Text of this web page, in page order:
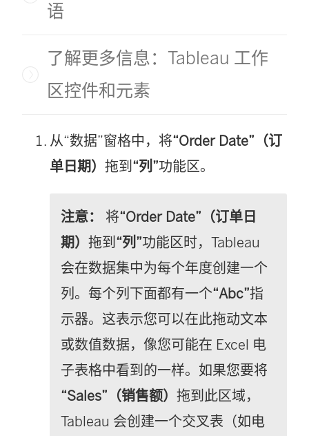
语
了解更多信息：Tableau 工作
区控件和元素
从“数据”窗格中，将“Order Date”（订
单日期） 拖到“列”功能区。
注意： 将“Order Date”（订单日
期） 拖到“列”功能区时，Tableau
会在数据集中为每个年度创建一个
列。每个列下面都有一个“Abc”指
示器。这表示您可以在此拖动文本
或数值数据，像您可能在 Excel 电
子表格中看到的一样。如果您要将
“Sales”（销售额） 拖到此区域，
Tableau 会创建一个交叉表（如电